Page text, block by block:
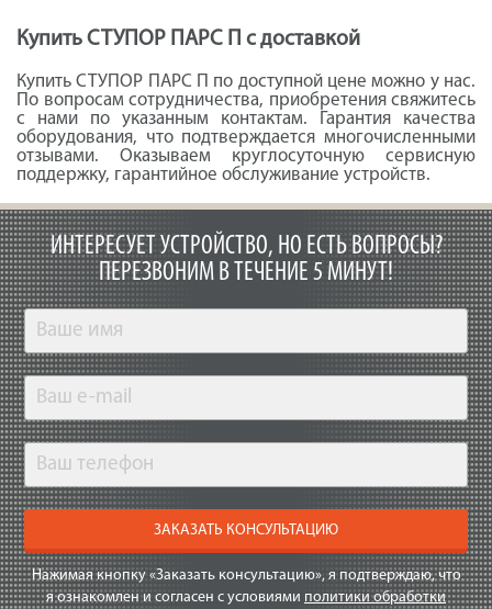
Купить СТУПОР ПАРС П с доставкой
Купить СТУПОР ПАРС П по доступной цене можно у нас.
По вопросам сотрудничества, приобретения свяжитесь
с нами по указанным контактам. Гарантия качества
оборудования, что подтверждается многочисленными
отзывами. Оказываем круглосуточную сервисную
поддержку, гарантийное обслуживание устройств.
ИНТЕРЕСУЕТ УСТРОЙСТВО, НО ЕСТЬ ВОПРОСЫ?
ПЕРЕЗВОНИМ В ТЕЧЕНИЕ 5 МИНУТ!
ЗАКАЗАТЬ КОНСУЛЬТАЦИЮ
Нажимая кнопку «Заказать консультацию», я подтверждаю, что
я ознакомлен и согласен с условиями политики обработки